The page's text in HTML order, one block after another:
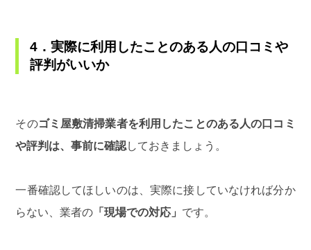
4．実際に利用したことのある人の口コミや
評判がいいか
そのゴミ屋敷清掃業者を利用したことのある人の口コミ
や評判は、事前に確認しておきましょう。
一番確認してほしいのは、実際に接していなければ分か
らない、業者の 「現場での対応」 です。